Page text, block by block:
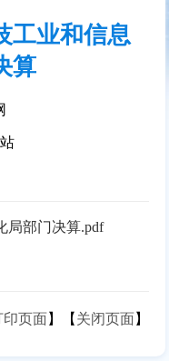
工业和信息
算
局部门决算.pdf
印页面】【 关闭页面】